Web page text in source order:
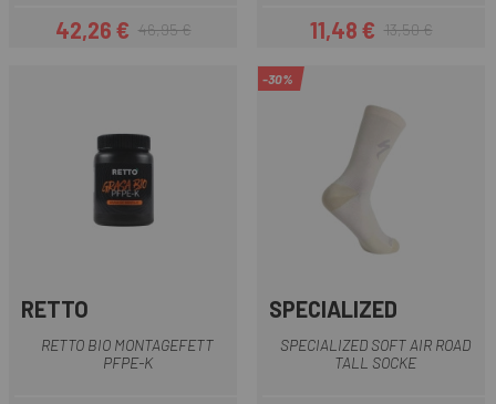
Preis
42,26 €Regulärer Preis
46,95 €
Preis
11,48 €Regulärer Preis
13,50 €
RETTO
RETTO BIO MONTAGEFETT
PFPE-K
-30%
SPECIALIZED
SPECIALIZED SOFT AIR ROAD
TALL SOCKE